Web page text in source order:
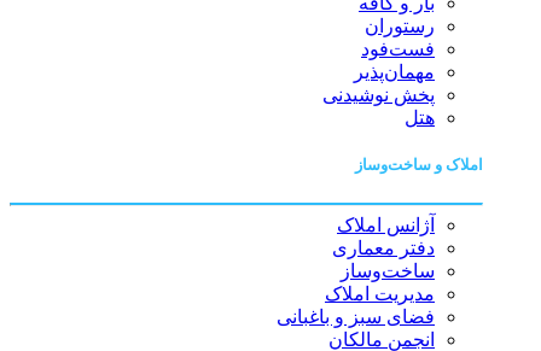
رستوران
فست‌فود
مهمان‌پذیر
پخش نوشیدنی
هتل
املاک و ساخت‌وساز
آژانس املاک
دفتر معماری
ساخت‌وساز
مدیریت املاک
فضای سبز و باغبانی
انجمن مالکان